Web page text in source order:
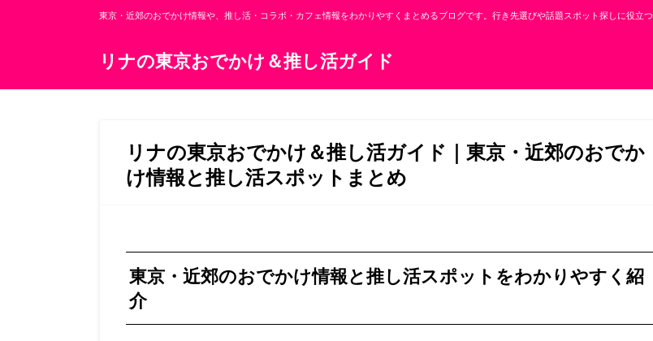
リナの東京おでかけ＆推し活ガイド
東京・近郊のおでかけ情報や、推し活・コラボ・カフェ情報をわかりやすくまとめるブログです。行き先選びや話題スポット探しに役立
リナの東京おでかけ＆推し活ガイド｜東京・近郊のおでか
け情報と推し活スポットまとめ
東京・近郊のおでかけ情報と推し活スポットをわかりやすく紹
介